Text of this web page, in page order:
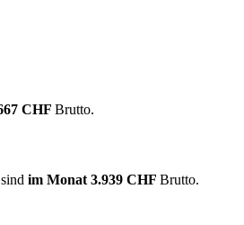
CHF Brutto.
im Monat 3.939 CHF Brutto.